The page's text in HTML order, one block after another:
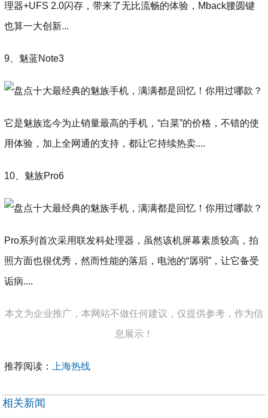
理器+UFS 2.0闪存，带来了无比流畅的体验，Mback腰圆键
也算一大创新...
9、魅蓝Note3
它是魅族迄今为止销量最高的手机，“白菜”的价格，不错的使
用体验，加上全网通的支持，都让它持续热卖....
10、魅族Pro6
Pro系列首次采用联发科处理器，虽然该机屏幕素质较高，拍
照方面也很优秀，然而性能的落后，电池的“孱弱”，让它备受
诟病....
本文为企业推广，本网站不做任何建议，仅提供参考，作为信
息展示！
推荐阅读： 上海热线
相关新闻